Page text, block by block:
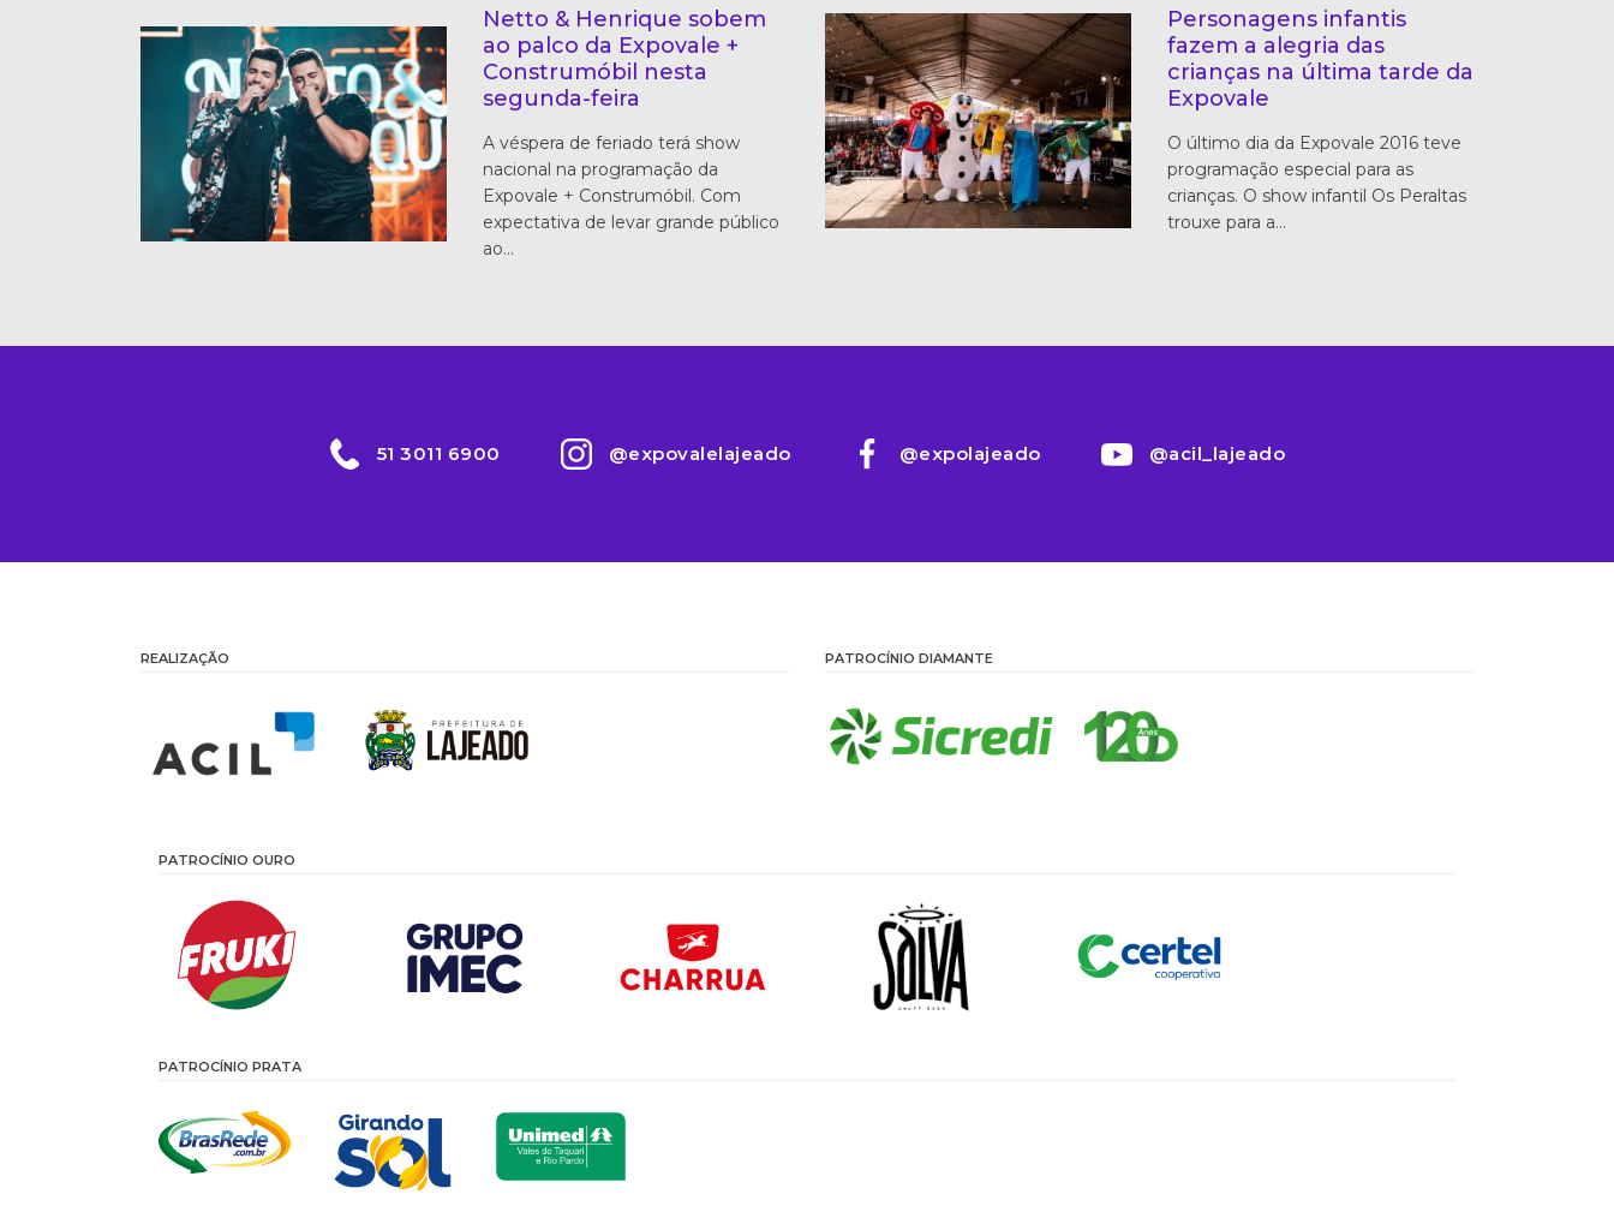
Netto & Henrique sobem
ao palco da Expovale +
Construmóbil nesta
segunda-feira
A véspera de feriado terá show
nacional na programação da
Expovale + Construmóbil. Com
expectativa de levar grande público
ao…
Personagens infantis
fazem a alegria das
crianças na última tarde da
Expovale
O último dia da Expovale 2016 teve
programação especial para as
crianças. O show infantil Os Peraltas
trouxe para a…
51 3011 6900 @expovalelajeado @expolajeado @acil_lajeado
REALIZAÇÃO PATROCÍNIO DIAMANTE
PATROCÍNIO OURO
PATROCÍNIO PRATA